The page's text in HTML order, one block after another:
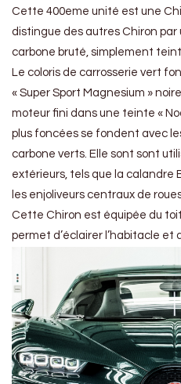
Cette 400eme unité est une
distingue des autres Chiron par
carbone bruté, simplement
Le coloris de carrosserie vert
« Super Sport Magnesium »
moteur fini dans une teinte «
plus foncées se fondent avec
carbone verts. Elle sont sont
extérieurs, tels que la calandre
les enjoliveurs centraux de
Cette Chiron est équipée du
permet d’éclairer l’habitacle et